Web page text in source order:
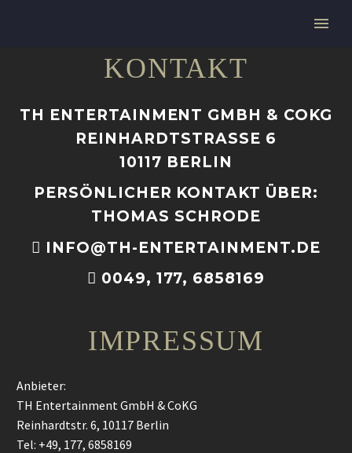
KONTAKT
TH ENTERTAINMENT GMBH & COKG
REINHARDTSTRASSE 6
10117 BERLIN
PERSÖNLICHER KONTAKT ÜBER:
THOMAS SCHRODE
INFO@TH-ENTERTAINMENT.DE
0049, 177, 6858169
IMPRESSUM
Anbieter:
TH Entertainment GmbH & CoKG
Reinhardtstr. 6, 10117 Berlin
Tel: +49, 177, 6858169